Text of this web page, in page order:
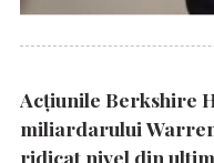
Acțiunile Berkshire
miliardarului
ridicat nivel din